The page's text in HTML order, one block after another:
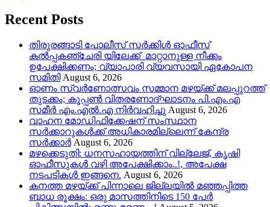
Recent Posts
തിരുരങ്ങാടി പോലീസ് സർക്കിൾ ഓഫീസ്
കൽപ്പകഞ്ചേരി യിലേക്ക് മാറ്റാനുള്ള നീക്കം
ഉപേക്ഷിക്കണം; വ്യാപാരി വ്യവസായി ഏകോപന
സമിതി August 6, 2026
ഓണം സ്വർണോത്സവം സമ്മാന മഴയ്ക്ക് മലപ്പുറത്ത്
തുടക്കം; കൂപ്പൺ വിതരണോദ്ഘാടനം പി.എം.എ
സമീർ എം.എൽ.എ നിർവഹിച്ചു August 6, 2026
വാഹന മോഡിഫിക്കേഷന് സംസ്ഥാന
സർക്കാറുകൾക്ക് അധികാരമില്ലെന്ന് കേന്ദ്ര
സർക്കാർ August 6, 2026
മഴക്കെടുതി: ധനസഹായത്തിന് വില്ലേജ്, കൃഷി
ഓഫീസുകൾ വഴി അപേക്ഷിക്കാം..!, അപേക്ഷ
നടപടികൾ ഇങ്ങനെ. August 6, 2026
കനത്ത മഴയ്‌ക്ക് പിന്നാലെ ജില്ലയിൽ മഞ്ഞപ്പിത്ത
ബാധ രൂക്ഷം: ഒരു മാസത്തിനിടെ 150 പേർ